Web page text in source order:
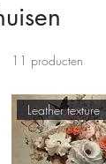
11 producten
Leather texture